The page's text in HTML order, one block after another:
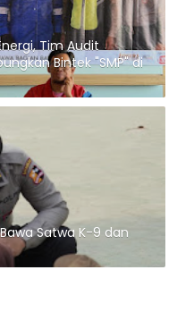
Tim Audit
Bintek "SMP" di
Satwa K-9 dan